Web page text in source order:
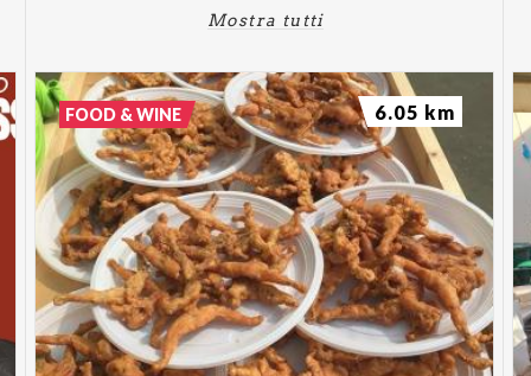
Mostra tutti
FOOD & WINE 6.05 km